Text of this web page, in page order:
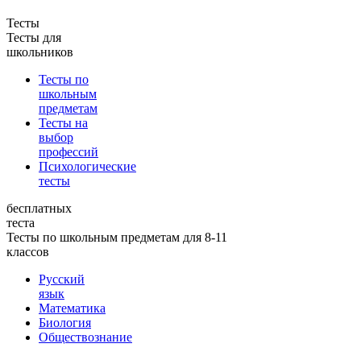
Тесты
Тесты для
школьников
Тесты по
школьным
предметам
Тесты на
выбор
профессий
Психологические
тесты
бесплатных
теста
Тесты по школьным предметам для 8-11
классов
Русский
язык
Математика
Биология
Обществознание